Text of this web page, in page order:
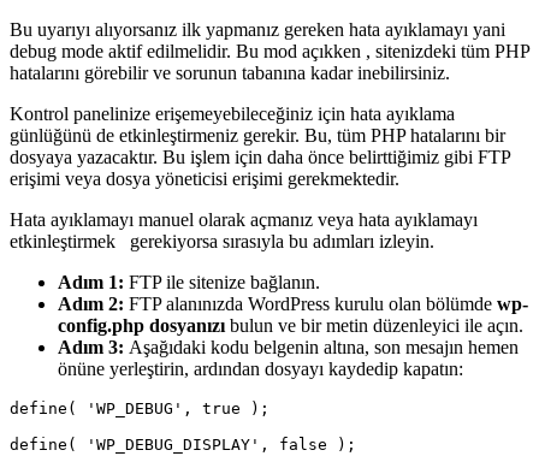
Bu uyarıyı alıyorsanız ilk yapmanız gereken hata ayıklamayı yani
debug mode aktif edilmelidir. Bu mod açıkken , sitenizdeki tüm PHP
hatalarını görebilir ve sorunun tabanına kadar inebilirsiniz.
Kontrol panelinize erişemeyebileceğiniz için hata ayıklama
günlüğünü de etkinleştirmeniz gerekir. Bu, tüm PHP hatalarını bir
dosyaya yazacaktır. Bu işlem için daha önce belirttiğimiz gibi FTP
erişimi veya dosya yöneticisi erişimi gerekmektedir.
Hata ayıklamayı manuel olarak açmanız veya hata ayıklamayı
etkinleştirmek gerekiyorsa sırasıyla bu adımları izleyin.
Adım 1: FTP ile sitenize bağlanın.
Adım 2: FTP alanınızda WordPress kurulu olan bölümde wp-
config.php dosyanızı bulun ve bir metin düzenleyici ile açın.
Adım 3: Aşağıdaki kodu belgenin altına, son mesajın hemen
önüne yerleştirin, ardından dosyayı kaydedip kapatın:
define( 'WP_DEBUG', true );
define( 'WP_DEBUG_DISPLAY', false );